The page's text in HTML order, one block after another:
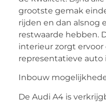
grootste gemak
rijden en dan alsnog
restwaarde hebben.
interieur zorgt
representatieve auto
Inbouw
De Audi A4 is